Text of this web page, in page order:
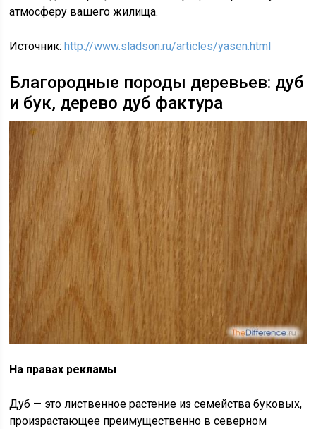
атмосферу вашего жилища.
Источник:http://www.sladson.ru/articles/yasen.html
Благородные породы деревьев: дуб
и бук, дерево дуб фактура
На правах рекламы
Дуб — это лиственное растение из семейства буковых,
произрастающее преимущественно в северном